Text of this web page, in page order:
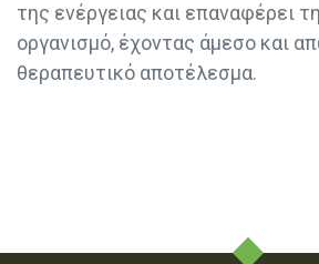
της ενέργειας και επαναφέρει
οργανισμό, έχοντας άμεσο και
θεραπευτικό αποτέλεσμα.